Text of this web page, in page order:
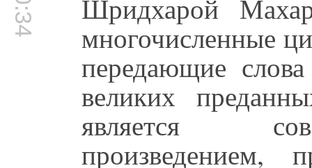
Шридхарой
многочисленные
передающие
великих
является
произведением,